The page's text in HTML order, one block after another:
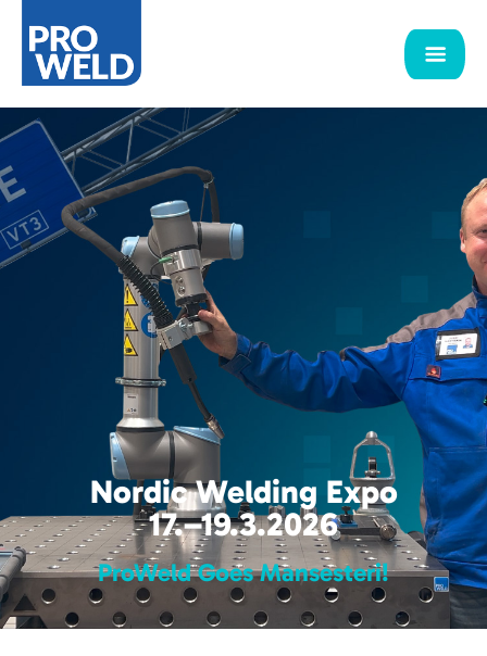
Nordic Welding Expo
17.–19.3.2026
ProWeld Goes Mansesteri!